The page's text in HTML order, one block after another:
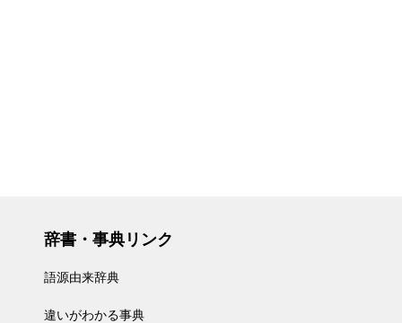
辞書・事典リンク
語源由来辞典
違いがわかる事典